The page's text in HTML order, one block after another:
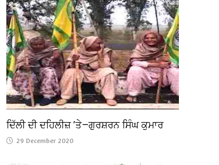
ਦਿੱਲੀ ਦੀ ਦਹਿਲੀਜ਼ ’ਤੇ—ਗੁਰਸ਼ਰਨ ਸਿੰਘ ਕੁਮਾਰ
29 December 2020